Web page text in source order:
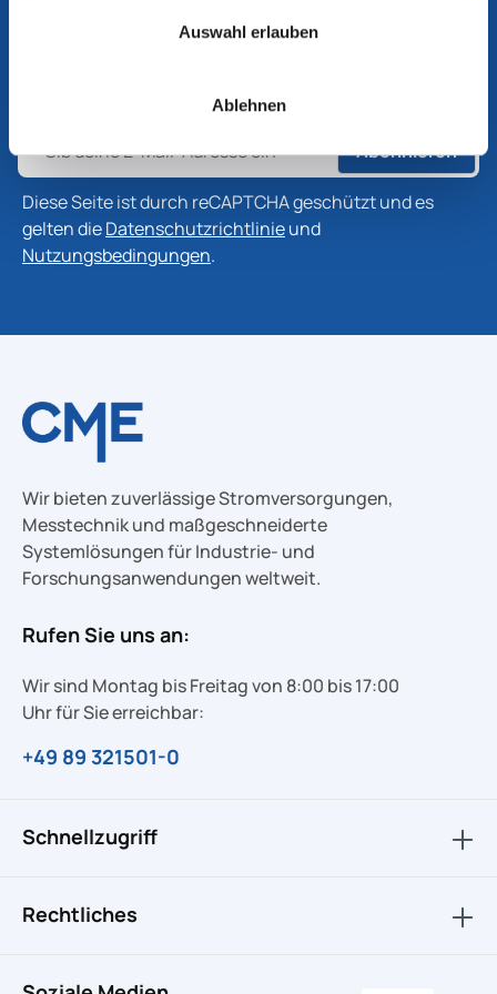
Auswahl erlauben
Ablehnen
Abonnieren Sie unseren Newsletter, um die neuesten
Abonnieren
Diese Seite ist durch reCAPTCHA geschützt und es
gelten dieDatenschutzrichtlinieund
Nutzungsbedingungen.
Wir bieten zuverlässige Stromversorgungen,
Messtechnik und maßgeschneiderte
Systemlösungen für Industrie- und
Forschungsanwendungen weltweit.
Rufen Sie uns an:
Wir sind Montag bis Freitag von 8:00 bis 17:00
Uhr für Sie erreichbar:
+49 89 321501-0
Schnellzugriff
Rechtliches